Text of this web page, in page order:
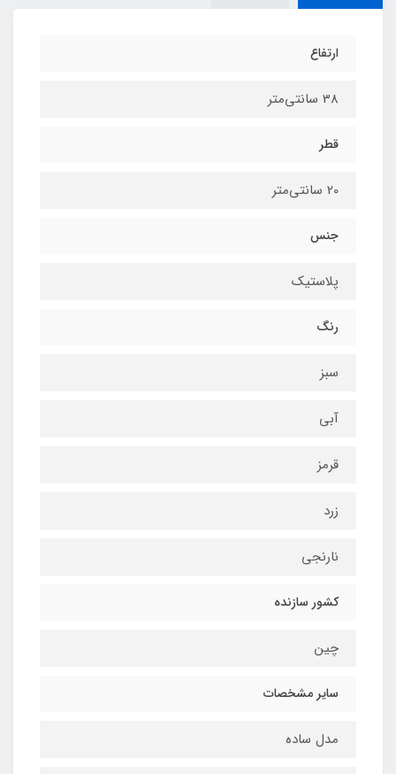
ارتفاع
38 سانتی‌متر
قطر
20 سانتی‌متر
جنس
پلاستیک
رنگ
سبز
آبی
قرمز
زرد
نارنجی
کشور سازنده
چین
سایر مشخصات
مدل ساده